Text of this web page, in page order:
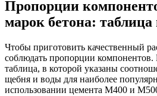
Пропорции
марок бетона:
Чтобы приготовить качественный
соблюдать пропорции компонентов.
таблица, в которой указаны
щебня и воды для наиболее
использовании цемента М400 и